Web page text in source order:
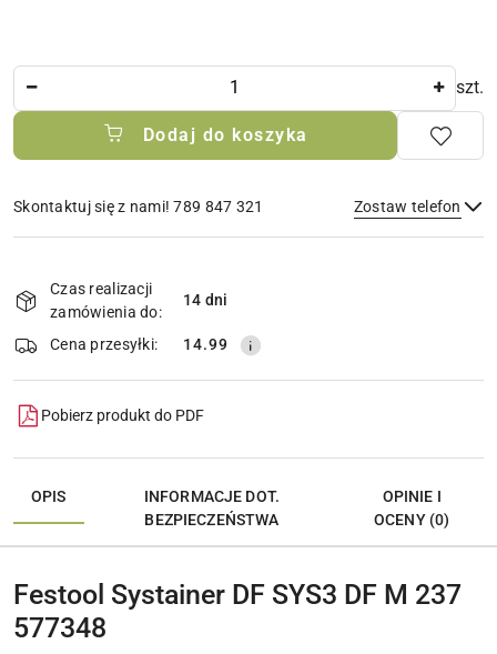
szt.
Dodaj do koszyka
Skontaktuj się z nami! 789 847 321 Zostaw telefon
Wyślij
dostawa
Czas realizacji
zamówienia do:
14 dni
Cena przesyłki: 14.99
Pobierz produkt do PDF
OPIS
INFORMACJE DOT.
BEZPIECZEŃSTWA
OPINIE I
OCENY (0)
Festool Systainer DF SYS3 DF M 237
577348